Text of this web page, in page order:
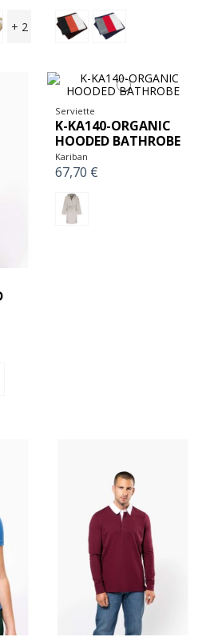
+ 2
Serviette
K-KA140-ORGANIC
HOODED BATHROBE
Kariban
67,70 €